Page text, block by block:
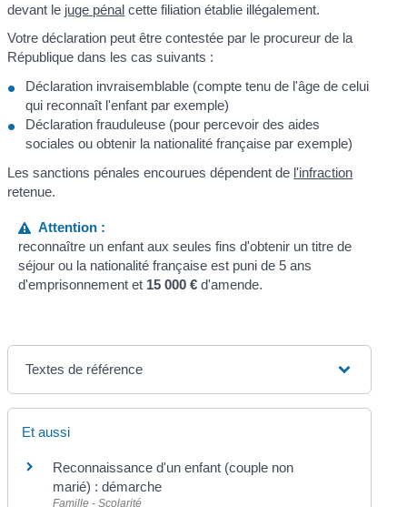
devant le juge pénal cette filiation établie illégalement.
Votre déclaration peut être contestée par le procureur de la
République dans les cas suivants :
Déclaration invraisemblable (compte tenu de l'âge de celui
qui reconnaît l'enfant par exemple)
Déclaration frauduleuse (pour percevoir des aides
sociales ou obtenir la nationalité française par exemple)
Les sanctions pénales encourues dépendent de l'infraction
retenue.
Attention :
reconnaître un enfant aux seules fins d'obtenir un titre de
séjour ou la nationalité française est puni de 5 ans
d'emprisonnement et 15 000 €d'amende.
Textes de référence
Et aussi
Reconnaissance d'un enfant (couple non
marié) : démarche
Famille - Scolarité